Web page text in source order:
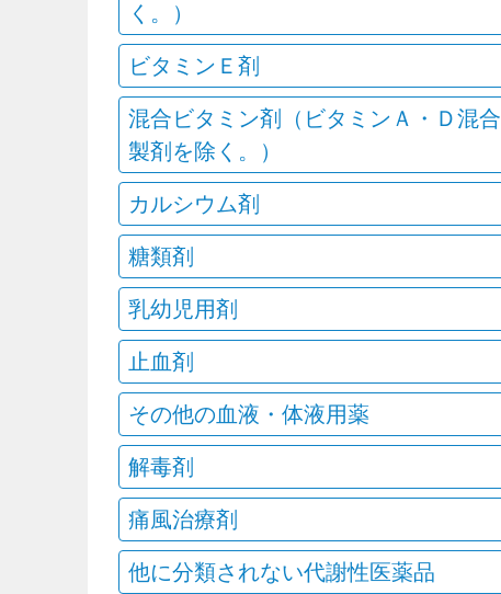
く。）
ビタミンＥ剤
混合ビタミン剤（ビタミンＡ・Ｄ混合
製剤を除く。）
カルシウム剤
糖類剤
乳幼児用剤
止血剤
その他の血液・体液用薬
解毒剤
痛風治療剤
他に分類されない代謝性医薬品